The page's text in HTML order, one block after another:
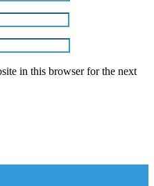
in this browser for the next